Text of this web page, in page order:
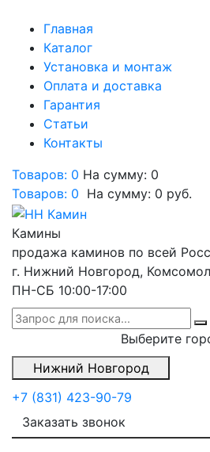
Главная
Каталог
Установка и монтаж
Оплата и доставка
Гарантия
Статьи
Контакты
Товаров: 0 На сумму: 0
Товаров: 0 На сумму: 0 руб.
Камины
продажа каминов по всей
г. Нижний Новгород,
ПН-СБ 10:00-17:00
Выберите
Нижний Новгород
+7 (831) 423-90-79
Заказать звонок